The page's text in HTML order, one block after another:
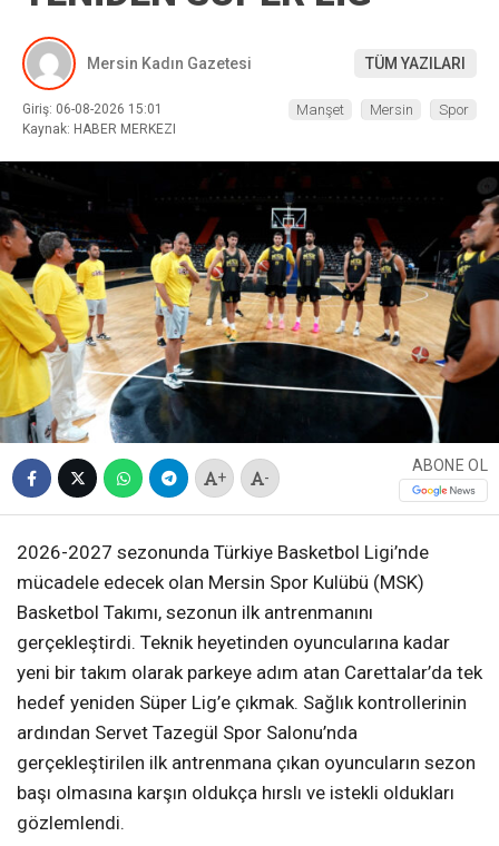
Mersin Kadın Gazetesi TÜM YAZILARI
Giriş: 06-08-2026 15:01
Kaynak: HABER MERKEZI
Manşet Mersin Spor
+ -
ABONE OL
2026-2027 sezonunda Türkiye Basketbol Ligi’nde
mücadele edecek olan Mersin Spor Kulübü (MSK)
Basketbol Takımı, sezonun ilk antrenmanını
gerçekleştirdi. Teknik heyetinden oyuncularına kadar
yeni bir takım olarak parkeye adım atan Carettalar’da tek
hedef yeniden Süper Lig’e çıkmak. Sağlık kontrollerinin
ardından Servet Tazegül Spor Salonu’nda
gerçekleştirilen ilk antrenmana çıkan oyuncuların sezon
başı olmasına karşın oldukça hırslı ve istekli oldukları
gözlemlendi.